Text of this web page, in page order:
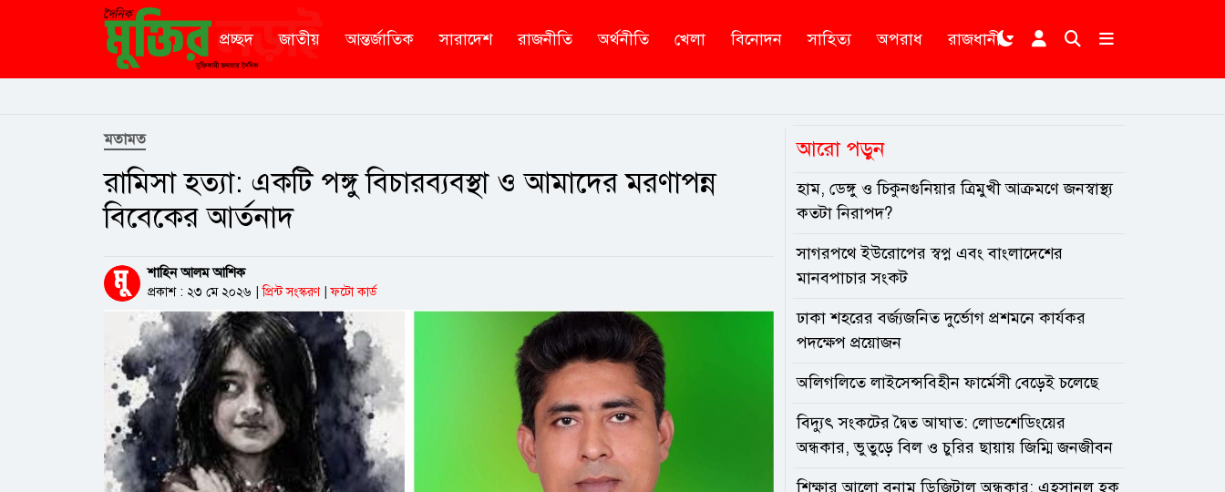
প্রচ্ছদ জাতীয় আন্তর্জাতিক সারাদেশ রাজনীতি অর্থনীতি খেলা বিনোদন সাহিত্য অপরাধ রাজধানী
মতামত
রামিসা হত্যা: একটি পঙ্গু বিচারব্যবস্থা ও আমাদের মরণাপন্ন
বিবেকের আর্তনাদ
শাহিন আলম আশিক
প্রকাশ : ২৩ মে ২০২৬ প্রিন্ট সংস্করণ ফটো কার্ড
আরো পড়ুন
হাম, ডেঙ্গু ও চিকুনগুনিয়ার ত্রিমুখী আক্রমণে জনস্বাস্থ্য
কতটা নিরাপদ?
সাগরপথে ইউরোপের স্বপ্ন এবং বাংলাদেশের
মানবপাচার সংকট
ঢাকা শহরের বর্জ্যজনিত দুর্ভোগ প্রশমনে কার্যকর
পদক্ষেপ প্রয়োজন
অলিগলিতে লাইসেন্সবিহীন ফার্মেসী বেড়েই চলেছে
বিদ্যুৎ সংকটের দ্বৈত আঘাত: লোডশেডিংয়ের
অন্ধকার, ভুতুড়ে বিল ও চুরির ছায়ায় জিম্মি জনজীবন
শিক্ষার আলো বনাম ডিজিটাল অন্ধকার: এহসানুল হক